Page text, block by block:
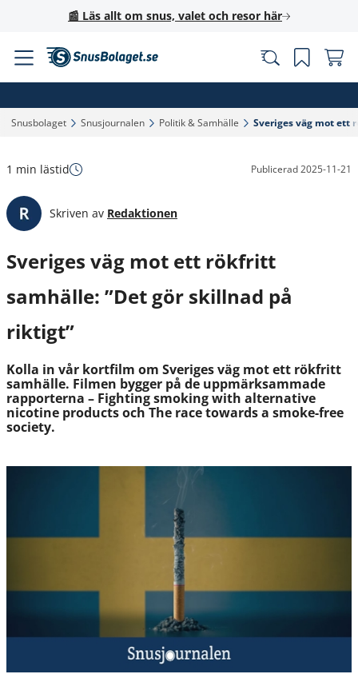
📰 Läs allt om snus, valet och resor här
Snusbolaget‎ Snusjournalen‎ Politik & Samhälle‎ Sveriges väg mot ett
1 min lästid Publicerad2025-11-21
Skriven av Redaktionen
Sveriges väg mot ett rökfritt
samhälle: ”Det gör skillnad på
riktigt”
Kolla in vår kortfilm om Sveriges väg mot ett rökfritt
samhälle. Filmen bygger på de uppmärksammade
rapporterna – Fighting smoking with alternative
nicotine products och The race towards a smoke-free
society.